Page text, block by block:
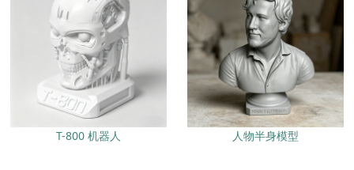
T-800 机器人 人物半身模型